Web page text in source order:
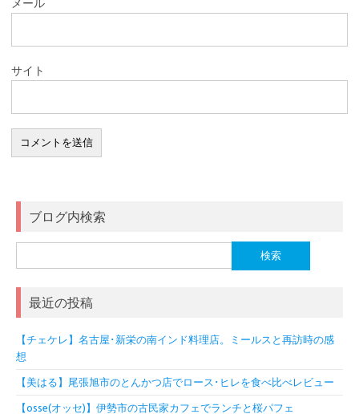
メール
サイト
ブログ内検索
索:
最近の投稿
【チェケレ】名古屋･新栄の南インド料理店。ミールスと再訪時の感
想
【美はる】尾張旭市のとんかつ店でロース･ヒレを食べ比べレビュー
【osse(オッセ)】伊勢市の古民家カフェでランチと桜パフェ